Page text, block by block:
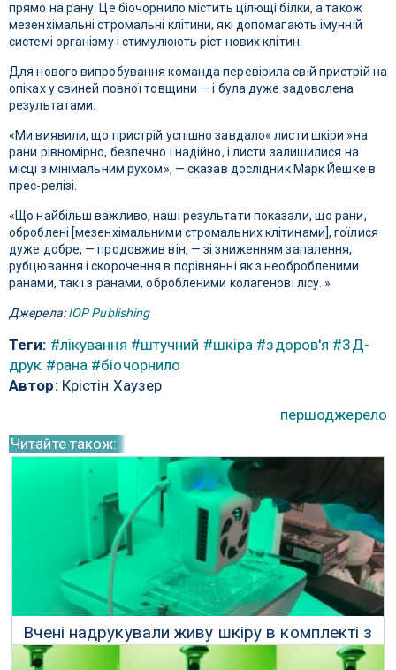
прямо на рану. Це біочорнило містить цілющі білки, а також
мезенхімальні стромальні клітини, які допомагають імунній
системі організму і стимулюють ріст нових клітин.
Для нового випробування команда перевірила свій пристрій на
опіках у свиней повної товщини — і була дуже задоволена
результатами.
«Ми виявили, що пристрій успішно завдало« листи шкіри »на
рани рівномірно, безпечно і надійно, і листи залишилися на
місці з мінімальним рухом», — сказав дослідник Марк Йешке в
прес-релізі.
«Що найбільш важливо, наші результати показали, що рани,
оброблені [мезенхімальними стромальних клітинами], гоїлися
дуже добре, — продовжив він, — зі зниженням запалення,
рубцювання і скорочення в порівнянні як з необробленими
ранами, так і з ранами, обробленими колагенові лісу. »
Джерела:IOP Publishing
Теги: #лікування #штучний #шкіра #здоров'я #3Д-
друк #рана #біочорнило
Автор:Крістін Хаузер
першоджерело
Читайте також:
Вчені надрукували живу шкіру в комплекті з
кровоносними судинами